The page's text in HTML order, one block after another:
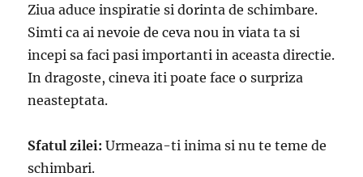
Ziua aduce inspiratie si dorinta de schimbare.
Simti ca ai nevoie de ceva nou in viata ta si
incepi sa faci pasi importanti in aceasta directie.
In dragoste, cineva iti poate face o surpriza
neasteptata.
Sfatul zilei: Urmeaza-ti inima si nu te teme de
schimbari.